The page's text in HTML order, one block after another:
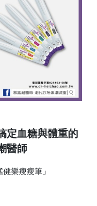
定血糖與體重的
醫師
樂瘦瘦筆」